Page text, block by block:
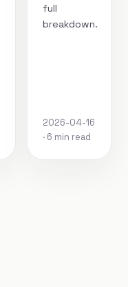
full
breakdown.
2026-04-16
· 6 min read